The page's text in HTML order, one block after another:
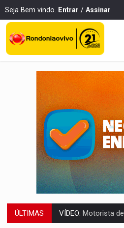
Seja Bem vindo. Entrar / Assinar
ÚLTIMAS LAZER:Seis lugares